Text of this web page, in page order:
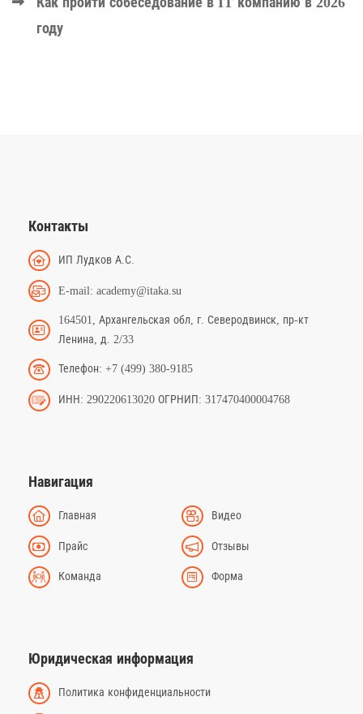
году
Контакты
ИП Лудков А.С.
E-mail: academy@itaka.su
164501, Архангельская обл, г. Северодвинск, пр-кт
Ленина, д. 2/33
Телефон: +7 (499) 380-9185
ИНН: 290220613020 ОГРНИП: 317470400004768
Навигация
Главная Видео
Прайс Отзывы
Команда Форма
Юридическая информация
Политика конфиденциальности